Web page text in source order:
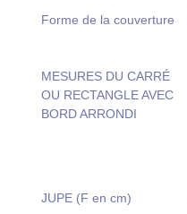
Forme de la couverture
MESURES DU CARRÉ
OU RECTANGLE AVEC
BORD ARRONDI
JUPE (F en cm)